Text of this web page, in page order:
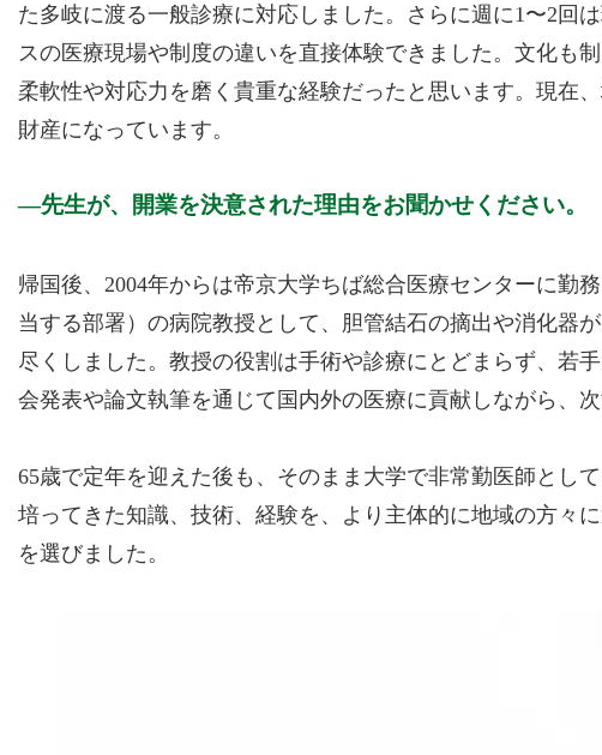
た多岐に渡る一般診療に対応しました。さらに週に1〜2回
スの医療現場や制度の違いを直接体験できました。文化も
柔軟性や対応力を磨く貴重な経験だったと思います。現在
財産になっています。
先生が、開業を決意された理由をお聞かせください。
帰国後、2004年からは帝京大学ちば総合医療センターに勤
当する部署）の病院教授として、胆管結石の摘出や消化器
尽くしました。教授の役割は手術や診療にとどまらず、若
会発表や論文執筆を通じて国内外の医療に貢献しながら、
65歳で定年を迎えた後も、そのまま大学で非常勤医師とし
培ってきた知識、技術、経験を、より主体的に地域の方々
を選びました。